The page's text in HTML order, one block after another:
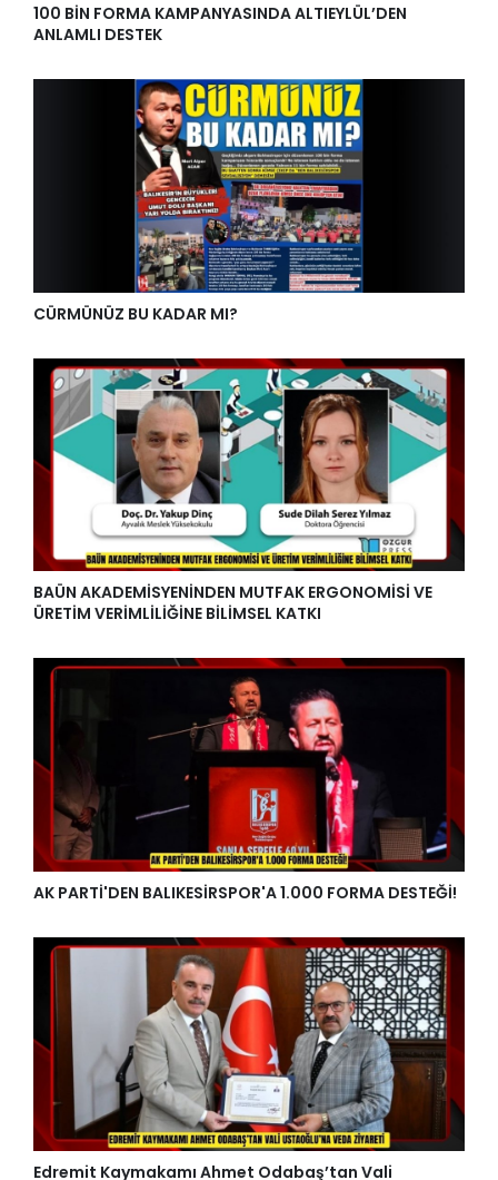
100 BİN FORMA KAMPANYASINDA ALTIEYLÜL’DEN
ANLAMLI DESTEK
CÜRMÜNÜZ BU KADAR MI?
BAÜN AKADEMİSYENİNDEN MUTFAK ERGONOMİSİ VE
ÜRETİM VERİMLİLİĞİNE BİLİMSEL KATKI
AK PARTİ'DEN BALIKESİRSPOR'A 1.000 FORMA DESTEĞİ!
Edremit Kaymakamı Ahmet Odabaş’tan Vali